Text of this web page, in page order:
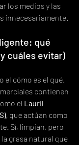
los medios y las
innecesariamente.
qué
cuáles evitar)
el cómo es el qué.
contienen
el Lauril
, que actúan como
Sí, limpian, pero
grasa natural que